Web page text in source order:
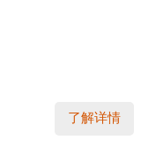
了解详情